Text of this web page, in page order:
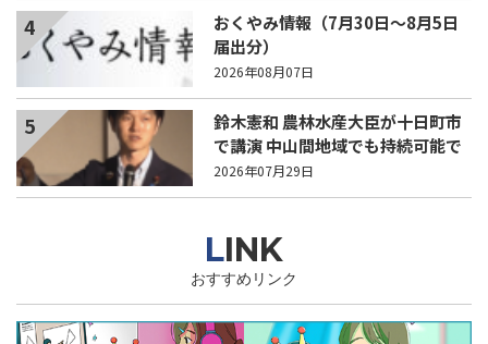
4
おくやみ情報（7月30日～8月5日
届出分）
2026年08月07日
5
鈴木憲和 農林水産大臣が十日町市
で講演 中山間地域でも持続可能で
稼げる農業とは？
2026年07月29日
LINK
おすすめリンク